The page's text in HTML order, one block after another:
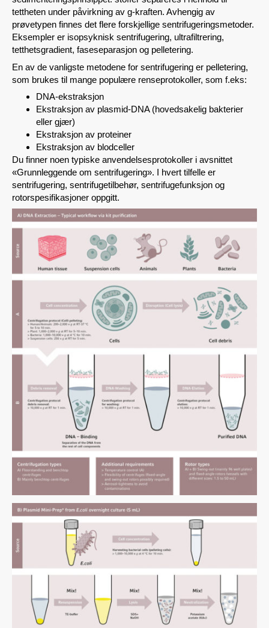
tettheten under påvirkning av g-kraften. Avhengig av
prøvetypen finnes det flere forskjellige sentrifugeringsmetoder.
Eksempler er isopsyknisk sentrifugering, ultrafiltrering,
tetthetsgradient, faseseparasjon og pelletering.
En av de vanligste metodene for sentrifugering er pelletering,
som brukes til mange populære renseprotokoller, som f.eks:
DNA-ekstraksjon
Ekstraksjon av plasmid-DNA (hovedsakelig bakterier
eller gjær)
Ekstraksjon av proteiner
Ekstraksjon av blodceller
Du finner noen typiske anvendelsesprotokoller i avsnittet
«Grunnleggende om sentrifugering». I hvert tilfelle er
sentrifugering, sentrifugetilbehør, sentrifugefunksjon og
rotorspesifikasjoner oppgitt.